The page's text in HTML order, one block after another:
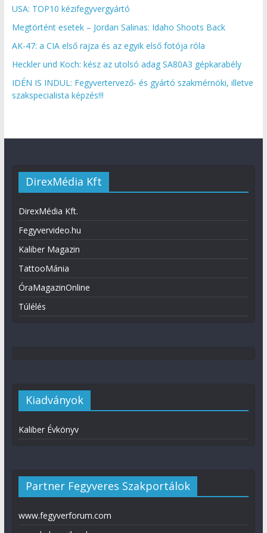
USA: TOP10 kézifegyvergyártó
Megtörtént esetek – Jordan Salinas: Idaho Shoots Back
AK-47: a CIA első rajza és az egyik első fotója róla
Heckler und Koch: kész az utolsó adag SA80A3 gépkarabély
IDÉN IS INDUL: Fegyvertervező- és gyártó szakmérnöki, illetve
szakspecialista képzés!!!
DirexMédia Kft
DirexMédia Kft.
Fegyvervideo.hu
Kaliber Magazin
TattooMánia
ÓraMagazinOnline
Túlélés
Kiadványok
Kaliber Évkönyv
Partner Fegyveres Szakportálok
www.fegyverforum.com